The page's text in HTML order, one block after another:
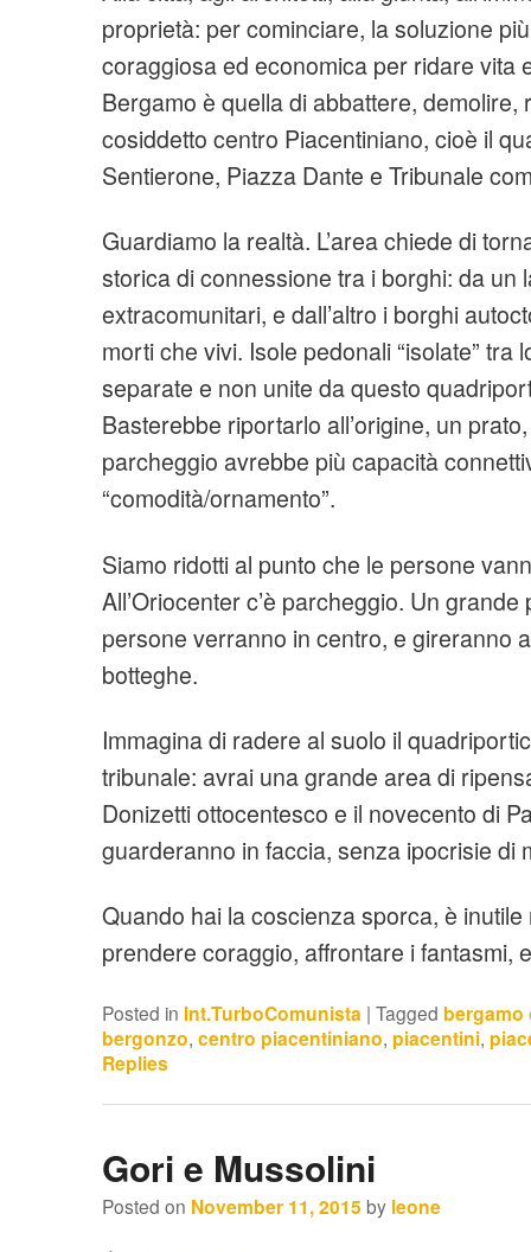
proprietà: per cominciare, la soluzione
coraggiosa ed economica per ridare vita
Bergamo è quella di abbattere, demolire,
cosiddetto centro Piacentiniano, cioè il
Sentierone, Piazza Dante e Tribunale
Guardiamo la realtà. L’area chiede di
storica di connessione tra i borghi: da un
extracomunitari, e dall’altro i borghi
morti che vivi. Isole pedonali “isolate” tra
separate e non unite da questo
Basterebbe riportarlo all’origine, un
parcheggio avrebbe più capacità
“comodità/ornamento”.
Siamo ridotti al punto che le persone
All’Oriocenter c’è parcheggio. Un
persone verranno in centro, e gireranno
botteghe.
Immagina di radere al suolo il
tribunale: avrai una grande area di
Donizetti ottocentesco e il novecento di
guarderanno in faccia, senza ipocrisie di
Quando hai la coscienza sporca, è
prendere coraggio, affrontare i fantasmi,
Posted in Int.TurboComunista | Tagged bergamo
bergonzo, centro piacentiniano, piacentini,
Replies
Gori e Mussolini
Posted on November 11, 2015 by leone